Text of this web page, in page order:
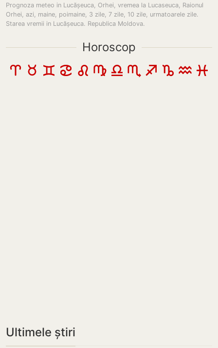
Prognoza meteo in Lucășeuca, Orhei, vremea la Lucaseuca, Raionul
Orhei, azi, maine, poimaine, 3 zile, 7 zile, 10 zile, urmatoarele zile.
Starea vremii in Lucășeuca. Republica Moldova.
Horoscop
Ultimele știri